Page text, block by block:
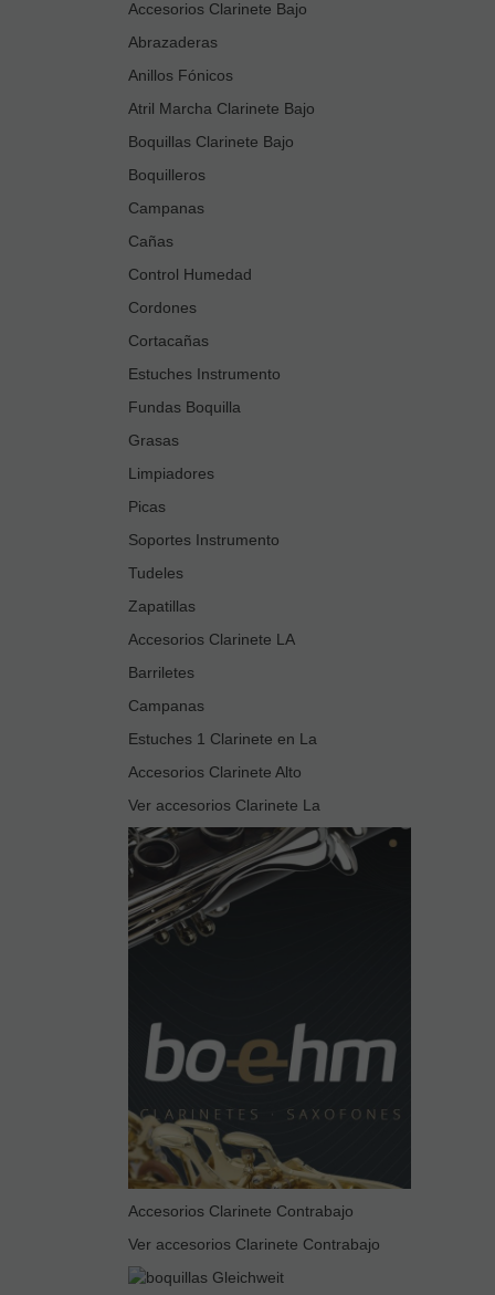
Accesorios Clarinete Bajo
Abrazaderas
Anillos Fónicos
Atril Marcha Clarinete Bajo
Boquillas Clarinete Bajo
Boquilleros
Campanas
Cañas
Control Humedad
Cordones
Cortacañas
Estuches Instrumento
Fundas Boquilla
Grasas
Limpiadores
Picas
Soportes Instrumento
Tudeles
Zapatillas
Accesorios Clarinete LA
Barriletes
Campanas
Estuches 1 Clarinete en La
Accesorios Clarinete Alto
Ver accesorios Clarinete La
Accesorios Clarinete Contrabajo
Ver accesorios Clarinete Contrabajo